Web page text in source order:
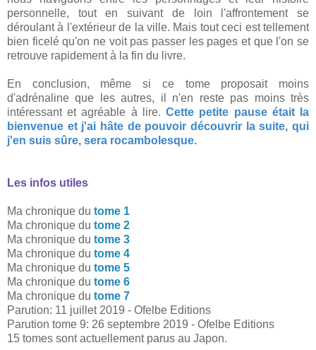
personnelle, tout en suivant de loin l'affrontement se
déroulant à l'extérieur de la ville. Mais tout ceci est tellement
bien ficelé qu'on ne voit pas passer les pages et que l'on se
retrouve rapidement à la fin du livre.
En conclusion, même si ce tome proposait moins
d'adrénaline que les autres, il n'en reste pas moins très
intéressant et agréable à lire.Cette petite pause était la
bienvenue et j'ai hâte de pouvoir découvrir la suite, qui
j'en suis sûre, sera rocambolesque.
Les infos utiles
Ma chronique du tome 1
Ma chronique du tome 2
Ma chronique du tome 3
Ma chronique du tome 4
Ma chronique du tome 5
Ma chronique du tome 6
Ma chronique du tome 7
Parution: 11 juillet 2019 - Ofelbe Editions
Parution tome 9: 26 septembre 2019 - Ofelbe Editions
15 tomes sont actuellement parus au Japon.